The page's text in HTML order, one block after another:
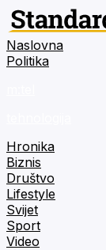
Naslovna
Politika
Hronika
Biznis
Društvo
Lifestyle
Svijet
Sport
Video